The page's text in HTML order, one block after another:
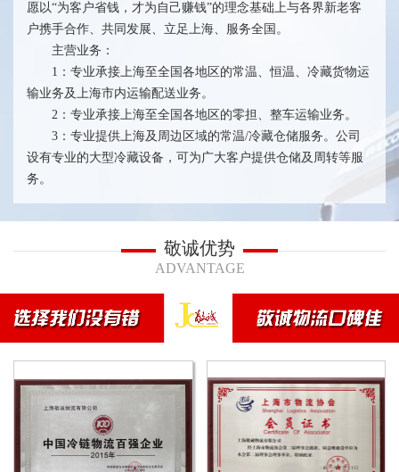
愿以“为客户省钱，才为自己赚钱”的理念基础上与各界新老客
户携手合作、共同发展、立足上海、服务全国。
主营业务：
1：专业承接上海至全国各地区的常温、恒温、冷藏货物运
输业务及上海市内运输配送业务。
2：专业承接上海至全国各地区的零担、整车运输业务。
3：专业提供上海及周边区域的常温/冷藏仓储服务。公司
设有专业的大型冷藏设备，可为广大客户提供仓储及周转等服
务。
敬诚优势
ADVANTAGE